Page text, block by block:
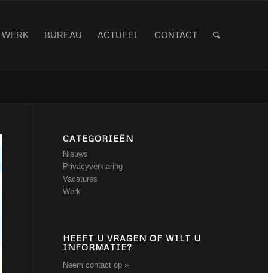
WERK BUREAU ACTUEEL CONTACT
CATEGORIEËN
Nieuws
Privacyverklaring
Vacatures
Werk
HEEFT U VRAGEN OF WILT U
INFORMATIE?
Neem contact op »